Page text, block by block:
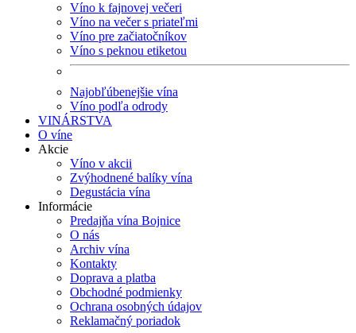
Víno k fajnovej večeri
Víno na večer s priateľmi
Víno pre začiatočníkov
Víno s peknou etiketou
Najobľúbenejšie vína
Víno podľa odrody
VINÁRSTVA
O víne
Akcie
Víno v akcii
Zvýhodnené balíky vína
Degustácia vína
Informácie
Predajňa vína Bojnice
O nás
Archiv vína
Kontakty
Doprava a platba
Obchodné podmienky
Ochrana osobných údajov
Reklamačný poriadok